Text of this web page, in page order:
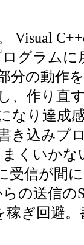
Visual
グラムに
分の動作
、作り直
なり達成
き込みプ
くいか
受信が間
の送信の
稼ぎ回避